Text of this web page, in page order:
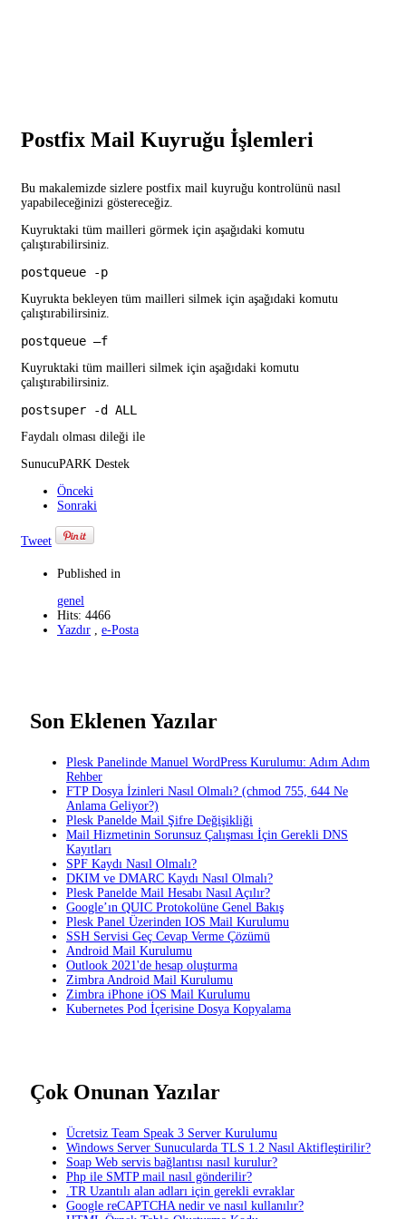
Postfix Mail Kuyruğu İşlemleri
Bu makalemizde sizlere postfix mail kuyruğu kontrolünü nasıl
yapabileceğinizi göstereceğiz.
Kuyruktaki tüm mailleri görmek için aşağıdaki komutu
çalıştırabilirsiniz.
postqueue -p
Kuyrukta bekleyen tüm mailleri silmek için aşağıdaki komutu
çalıştırabilirsiniz.
postqueue –f
Kuyruktaki tüm mailleri silmek için aşağıdaki komutu
çalıştırabilirsiniz.
postsuper -d ALL
Faydalı olması dileği ile
SunucuPARK Destek
Önceki
Sonraki
Tweet
Published in
genel
Hits: 4466
Yazdır
e-Posta
Son Eklenen Yazılar
Plesk Panelinde Manuel WordPress Kurulumu: Adım Adım
Rehber
FTP Dosya İzinleri Nasıl Olmalı? (chmod 755, 644 Ne
Anlama Geliyor?)
Plesk Panelde Mail Şifre Değişikliği
Mail Hizmetinin Sorunsuz Çalışması İçin Gerekli DNS
Kayıtları
SPF Kaydı Nasıl Olmalı?
DKIM ve DMARC Kaydı Nasıl Olmalı?
Plesk Panelde Mail Hesabı Nasıl Açılır?
Google’ın QUIC Protokolüne Genel Bakış
Plesk Panel Üzerinden IOS Mail Kurulumu
SSH Servisi Geç Cevap Verme Çözümü
Android Mail Kurulumu
Outlook 2021'de hesap oluşturma
Zimbra Android Mail Kurulumu
Zimbra iPhone iOS Mail Kurulumu
Kubernetes Pod İçerisine Dosya Kopyalama
Çok Onunan Yazılar
Ücretsiz Team Speak 3 Server Kurulumu
Windows Server Sunucularda TLS 1.2 Nasıl Aktifleştirilir?
Soap Web servis bağlantısı nasıl kurulur?
Php ile SMTP mail nasıl gönderilir?
.TR Uzantılı alan adları için gerekli evraklar
Google reCAPTCHA nedir ve nasıl kullanılır?